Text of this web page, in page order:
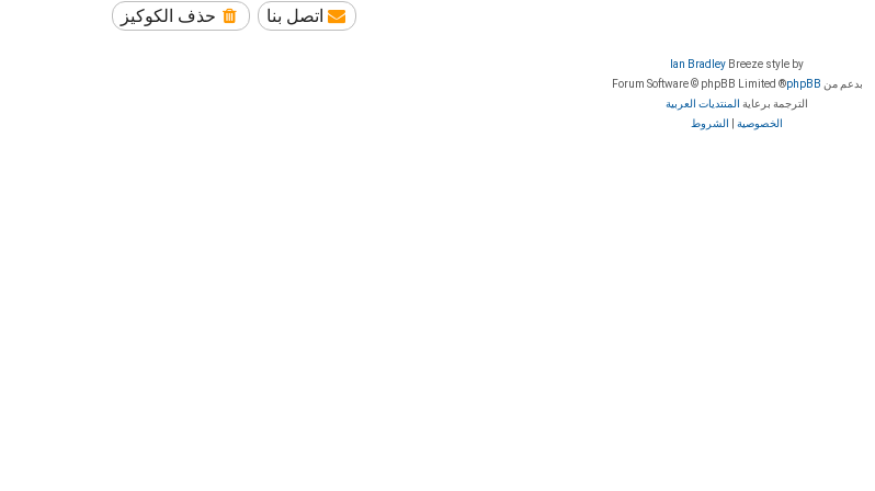
حذف الكوكيز اتصل بنا
Breeze style by
Ian Bradley
بدعم من phpBB
® Forum Software © phpBB Limited
الترجمة برعاية المنتديات العربية
الخصوصية
الشروط